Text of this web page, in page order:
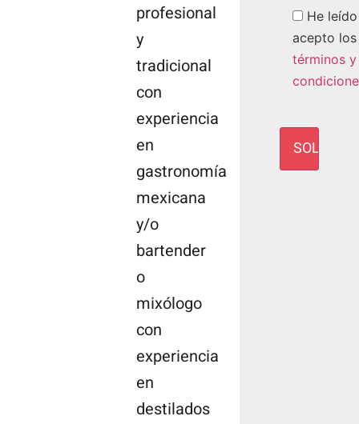
profesional
y
tradicional
con
experiencia
en
gastronomía
mexicana
y/o
bartender
o
mixólogo
con
experiencia
en
destilados
He
acepto los
términos y